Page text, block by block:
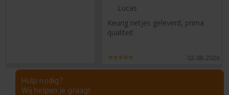
Lucas
Keurig netjes geleverd, prima
qualiteit
02-08-2026
Hulp nodig?
Wij helpen je graag!